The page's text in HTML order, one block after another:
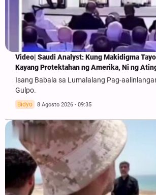
Video| Saudi Analyst: Kung Makidigma
Kayang Protektahan ng Amerika, Ni ng
Isang Babala sa Lumalalang Pag-
Gulpo.
Bidyo 8 Agosto 2026 - 09:35